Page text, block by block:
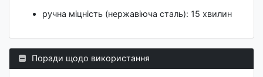
ручна міцність (нержавіюча сталь): 15 хвилин
Поради щодо використання